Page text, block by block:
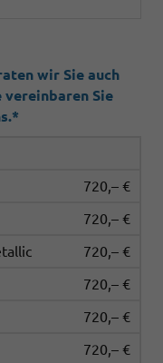
wir Sie auch
Sie
720,– €
720,– €
720,– €
720,– €
720,– €
720,– €